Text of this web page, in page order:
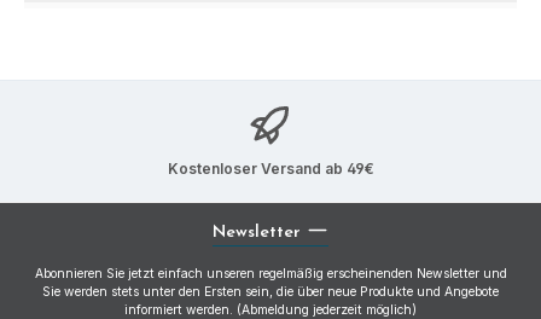
Kostenloser Versand ab 49€
Newsletter
Abonnieren Sie jetzt einfach unseren regelmäßig erscheinenden Newsletter und
Sie werden stets unter den Ersten sein, die über neue Produkte und Angebote
informiert werden. (Abmeldung jederzeit möglich)